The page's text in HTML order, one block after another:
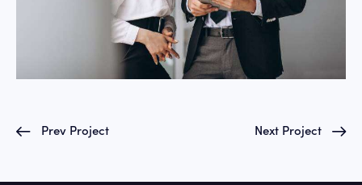
Prev Project Next Project